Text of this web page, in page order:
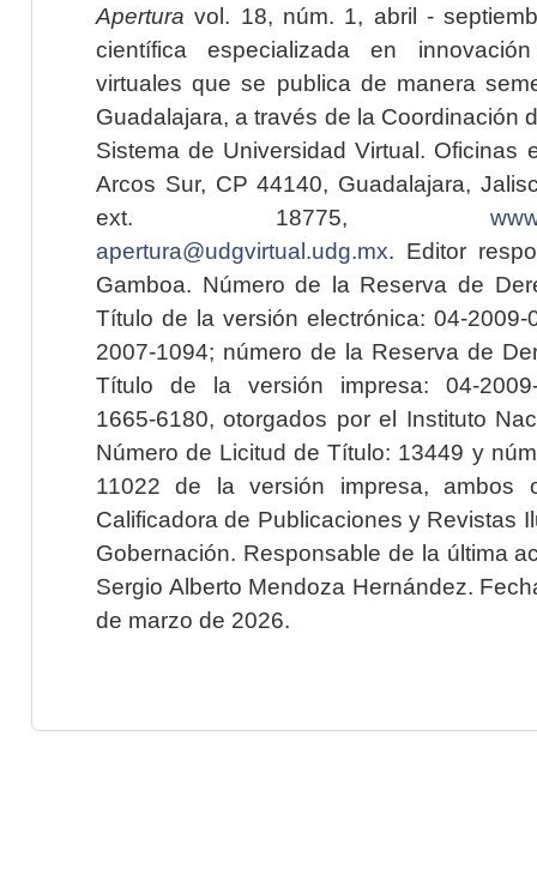
Apertura vol. 18, núm. 1, abril -
científica especializada en
virtuales que se publica de manera
Guadalajara, a través de la Coordinación
Sistema de Universidad Virtual. Oficinas
Arcos Sur, CP 44140, Guadalajara,
ext. 18775,
apertura@udgvirtual.udg.mx. Editor
Gamboa. Número de la Reserva de
Título de la versión electrónica: 04-2009-
2007-1094; número de la Reserva de
Título de la versión impresa: 04-2009-
1665-6180, otorgados por el Instituto
Número de Licitud de Título: 13449 y
11022 de la versión impresa, ambos
Calificadora de Publicaciones y Revistas
Gobernación. Responsable de la última
Sergio Alberto Mendoza Hernández.
de marzo de 2026.